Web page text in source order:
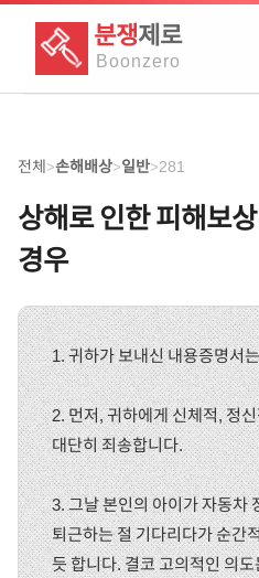
분쟁제로
Boonzero
전체>손해배상>일반>281
상해로 인한 피해보
경우
1. 귀하가 보내신 내용증명서
2. 먼저, 귀하에게 신체적, 정
대단히 죄송합니다.
3. 그날 본인의 아이가 자동차
퇴근하는 절 기다리다가 순간
듯 합니다. 결코 고의적인 의